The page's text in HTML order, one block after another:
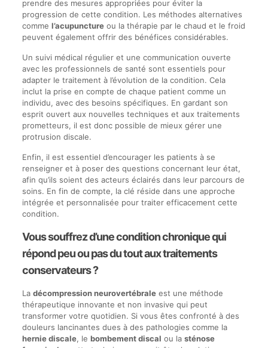
prendre des mesures appropriées pour éviter la
progression de cette condition. Les méthodes alternatives
comme l’acupunctureou la thérapie par le chaud et le froid
peuvent également offrir des bénéfices considérables.
Un suivi médical régulier et une communication ouverte
avec les professionnels de santé sont essentiels pour
adapter le traitement à l’évolution de la condition. Cela
inclut la prise en compte de chaque patient comme un
individu, avec des besoins spécifiques. En gardant son
esprit ouvert aux nouvelles techniques et aux traitements
prometteurs, il est donc possible de mieux gérer une
protrusion discale.
Enfin, il est essentiel d’encourager les patients à se
renseigner et à poser des questions concernant leur état,
afin qu’ils soient des acteurs éclairés dans leur parcours de
soins. En fin de compte, la clé réside dans une approche
intégrée et personnalisée pour traiter efficacement cette
condition.
Vous souffrez d’une condition chronique qui
répond peu ou pas du tout aux traitements
conservateurs ?
La décompression neurovertébraleest une méthode
thérapeutique innovante et non invasive qui peut
transformer votre quotidien. Si vous êtes confronté à des
douleurs lancinantes dues à des pathologies comme la
hernie discale, le bombement discal ou la sténose